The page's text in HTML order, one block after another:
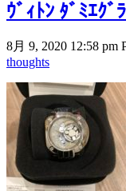
ｳﾞｨﾄﾝ ﾀﾞﾐｴｸﾞ
8月 9, 2020 12:58 pm
thoughts